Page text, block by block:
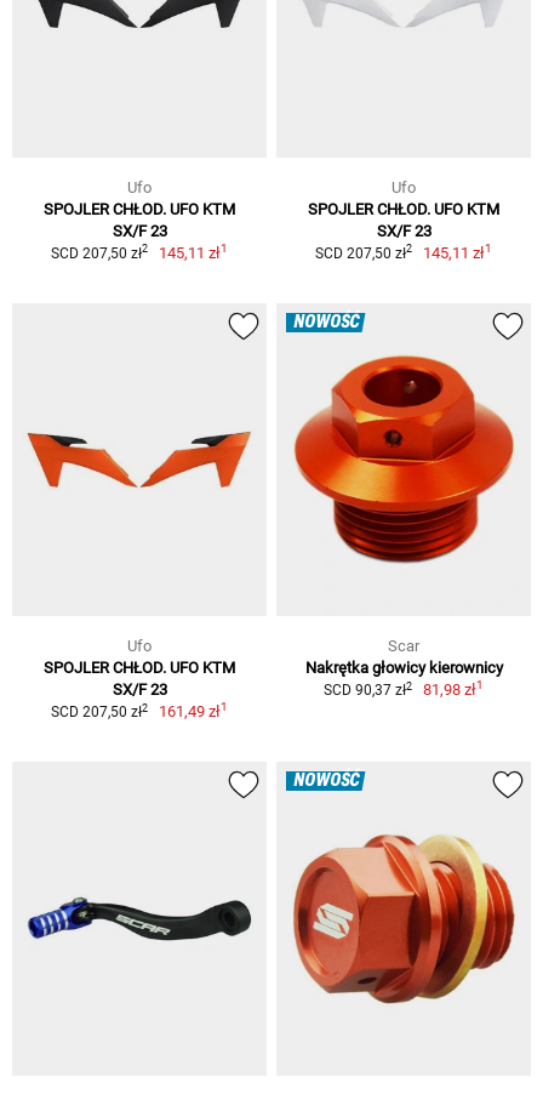
Ufo
SPOJLER CHŁOD. UFO KTM
SX/F 23
SCD 207,50 zł2 145,11 zł1
Ufo
SPOJLER CHŁOD. UFO KTM
SX/F 23
SCD 207,50 zł2 145,11 zł1
Ufo
SPOJLER CHŁOD. UFO KTM
SX/F 23
SCD 207,50 zł2 161,49 zł1
NOWOŚĆ
Scar
Nakrętka głowicy kierownicy
SCD 90,37 zł2 81,98 zł1
NOWOŚĆ